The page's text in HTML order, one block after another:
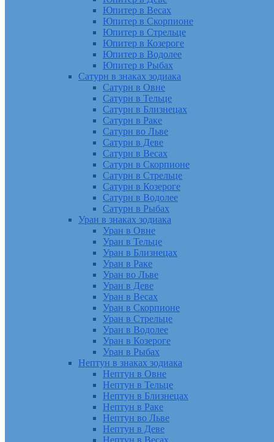
Юпитер в Весах
Юпитер в Скорпионе
Юпитер в Стрельце
Юпитер в Козероге
Юпитер в Водолее
Юпитер в Рыбах
Сатурн в знаках зодиака
Сатурн в Овне
Сатурн в Тельце
Сатурн в Близнецах
Сатурн в Раке
Сатурн во Льве
Сатурн в Деве
Сатурн в Весах
Сатурн в Скорпионе
Сатурн в Стрельце
Сатурн в Козероге
Сатурн в Водолее
Сатурн в Рыбах
Уран в знаках зодиака
Уран в Овне
Уран в Тельце
Уран в Близнецах
Уран в Раке
Уран во Льве
Уран в Деве
Уран в Весах
Уран в Скорпионе
Уран в Стрельце
Уран в Водолее
Уран в Козероге
Уран в Рыбах
Нептун в знаках зодиака
Нептун в Овне
Нептун в Тельце
Нептун в Близнецах
Нептун в Раке
Нептун во Льве
Нептун в Деве
Нептун в Весах